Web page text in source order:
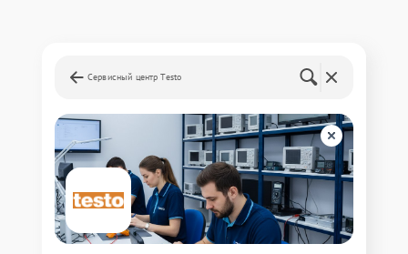
Сервисный центр Testo